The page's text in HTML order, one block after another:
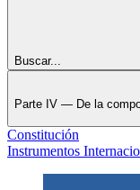
Buscar...
Parte IV — De la
Constitución
Instrumentos